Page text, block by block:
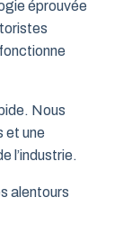
éprouvée
Nous
et une
l’industrie.
alentours